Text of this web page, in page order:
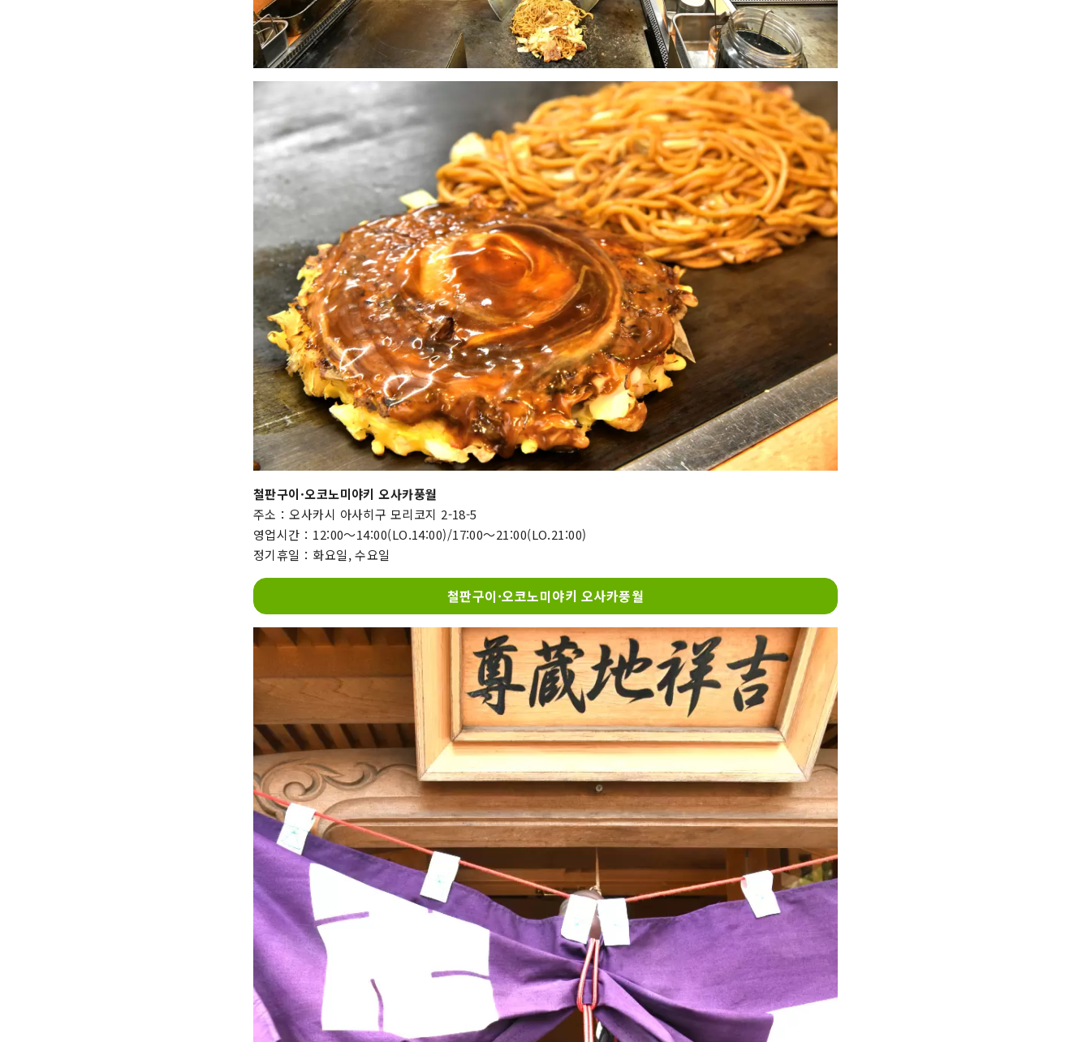
철판구이·오코노미야키 오사카풍월
주소：오사카시 아사히구 모리코지 2-18-5
영업시간：12:00～14:00(LO.14:00)/17:00～21:00(LO.21:00)
정기휴일：화요일, 수요일
철판구이·오코노미야키 오사카풍월